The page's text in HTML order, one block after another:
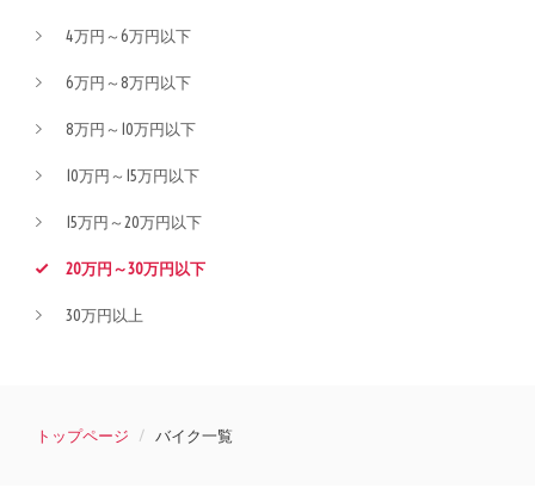
4万円～6万円以下
6万円～8万円以下
8万円～10万円以下
10万円～15万円以下
15万円～20万円以下
20万円～30万円以下
30万円以上
トップページ バイク一覧